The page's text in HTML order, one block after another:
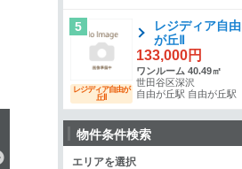
5
レジディア自由が
丘Ⅱ
レジディア自由
が丘Ⅱ
133,000円
ワンルーム 40.49㎡
世田谷区深沢
自由が丘駅 自由が丘駅
物件条件検索
エリアを選択